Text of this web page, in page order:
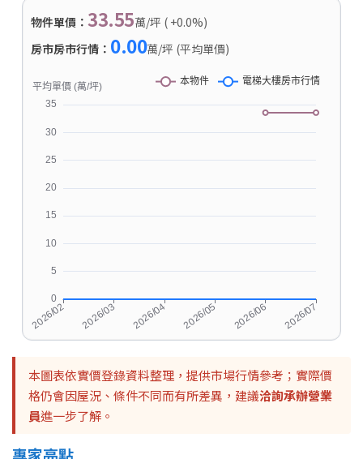
物件單價： 33.55萬/坪 ( +0.0%)
房市房市行情： 0.00萬/坪 (平均單價)
本圖表依實價登錄資料整理，提供市場行情參考；實際價
格仍會因屋況、條件不同而有所差異，建議洽詢承辦營業
員進一步了解。